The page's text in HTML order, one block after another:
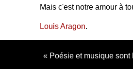
Mais c'est notre amour à
Louis Aragon.
Poésie et musique sont